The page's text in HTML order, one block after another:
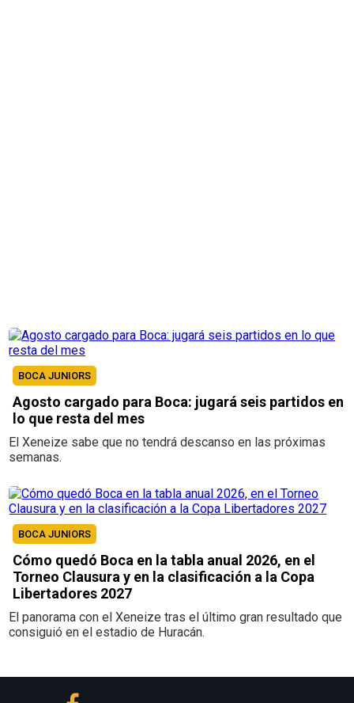
BOCA JUNIORS
Agosto cargado para Boca: jugará seis partidos en
lo que resta del mes
El Xeneize sabe que no tendrá descanso en las próximas
semanas.
BOCA JUNIORS
Cómo quedó Boca en la tabla anual 2026, en el
Torneo Clausura y en la clasificación a la Copa
Libertadores 2027
El panorama con el Xeneize tras el último gran resultado que
consiguió en el estadio de Huracán.